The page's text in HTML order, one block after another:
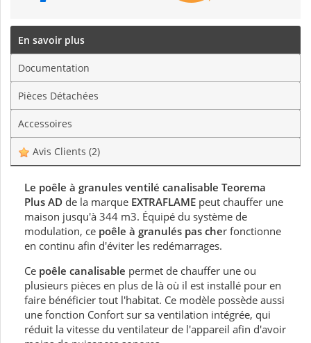
En savoir plus
Documentation
Pièces Détachées
Accessoires
Avis Clients (2)
Le poêle à granules ventilé canalisable Teorema
Plus AD de la marque EXTRAFLAME peut chauffer une
maison jusqu'à 344 m3. Équipé du système de
modulation, ce poêle à granulés pas cher fonctionne
en continu afin d'éviter les redémarrages.
Ce poêle canalisable permet de chauffer une ou
plusieurs pièces en plus de là où il est installé pour en
faire bénéficier tout l'habitat. Ce modèle possède aussi
une fonction Confort sur sa ventilation intégrée, qui
réduit la vitesse du ventilateur de l'appareil afin d'avoir